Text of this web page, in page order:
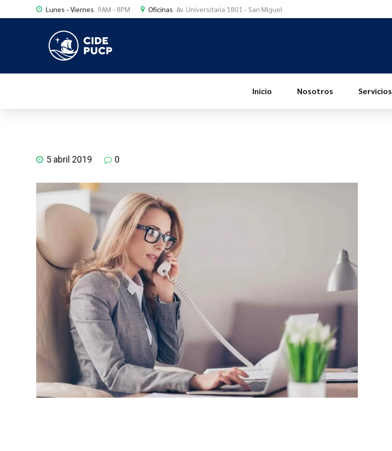
Lunes - Viernes 9AM - 8PM Oficinas Av. Universitaria 1801 - San Miguel
Inicio Nosotros Servicios
5 abril 2019 0